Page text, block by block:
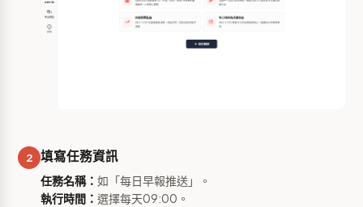
2 填寫任務資訊
任務名稱： 如「每日早報推送」。
執行時間： 選擇每天09:00。